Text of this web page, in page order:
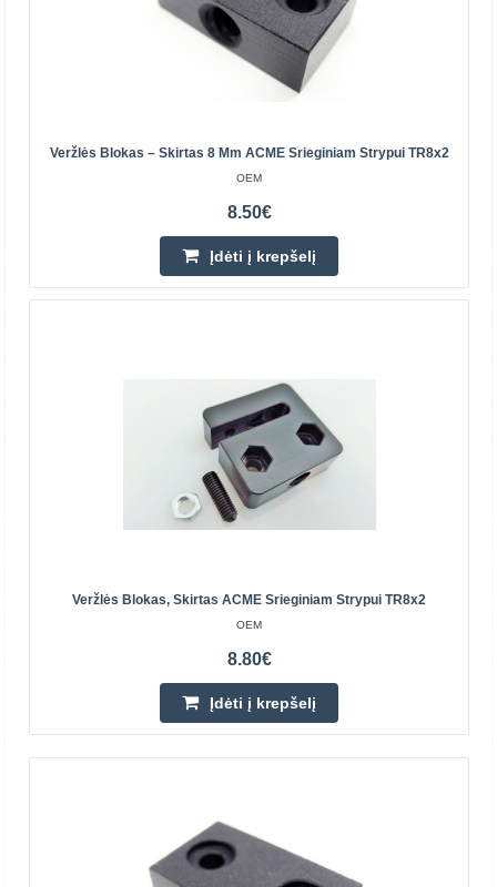
T8x1540mm Srieginis strypas
Šis tikslaus trapecijos (metrinio) švino strypas puikus
didelio sukimo momento ir greičio derinys. Tinka daugeliui
Centriniame Sandėlyje NĖRA
Trapecinis varžtas 44x7 - 500 mm
dxP: 44x7 skersmuo fi d2 mm: 40,02 šerdies fi d3 mm:
Veržlės Blokas – Skirtas 8 Mm ACME Srieginiam Strypui TR8x2
OEM
8.50€
Įdėti į krepšelį
Veržlės Blokas, Skirtas ACME Srieginiam Strypui TR8x2
OEM
8.80€
Įdėti į krepšelį